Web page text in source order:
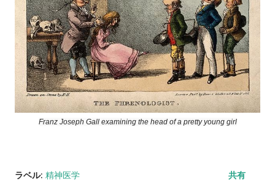
Franz Joseph Gall examining the head of a pretty young girl
ラベル: 精神医学 共有